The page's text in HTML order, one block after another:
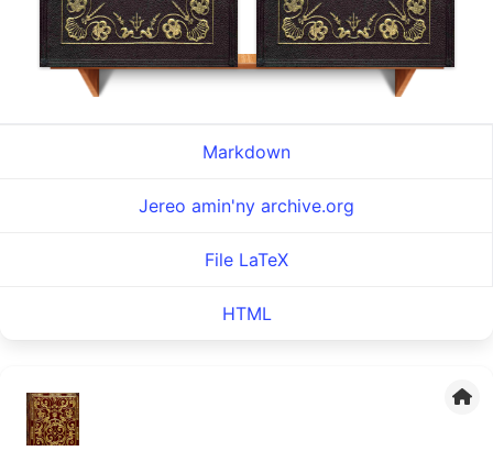
Markdown
Jereo amin'ny archive.org
File LaTeX
HTML